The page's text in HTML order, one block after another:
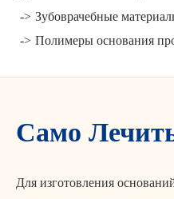
Зубоврачебные
Полимеры основания
Само
Для изготовления